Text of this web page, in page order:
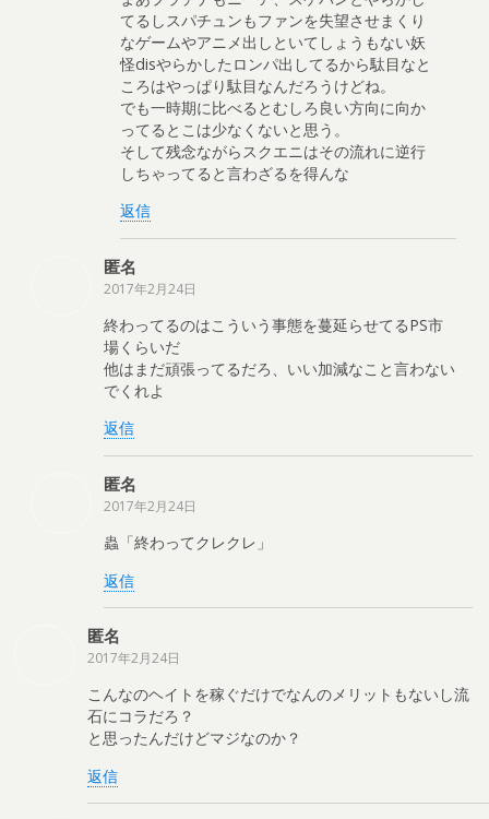
てるしスパチュンもファンを失望させまくり
なゲームやアニメ出しといてしょうもない妖
怪disやらかしたロンパ出してるから駄目なと
ころはやっぱり駄目なんだろうけどね。
でも一時期に比べるとむしろ良い方向に向か
ってるとこは少なくないと思う。
そして残念ながらスクエニはその流れに逆行
しちゃってると言わざるを得んな
返信
匿名
2017年2月24日
終わってるのはこういう事態を蔓延らせてるPS市
場くらいだ
他はまだ頑張ってるだろ、いい加減なこと言わない
でくれよ
返信
匿名
2017年2月24日
蟲「終わってクレクレ」
返信
匿名
2017年2月24日
こんなのヘイトを稼ぐだけでなんのメリットもないし流
石にコラだろ？
と思ったんだけどマジなのか？
返信